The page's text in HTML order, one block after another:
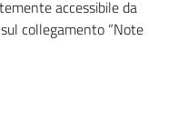
accessibile da
collegamento “Note